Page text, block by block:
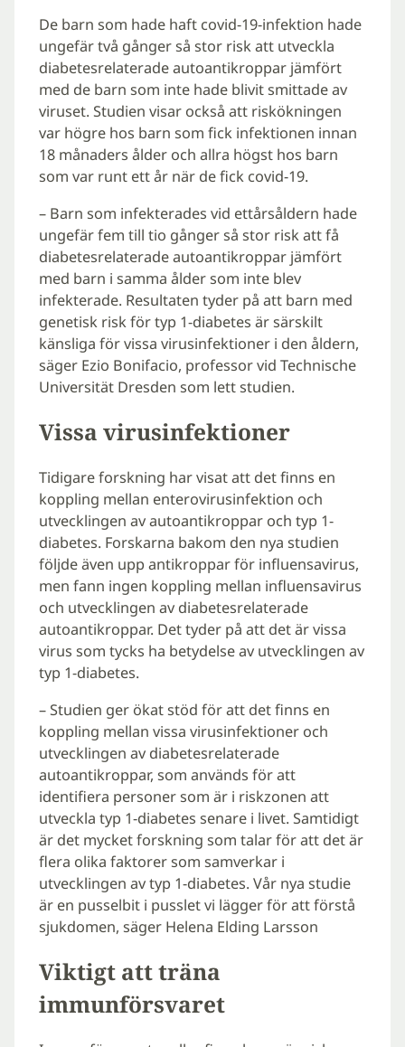
De barn som hade haft covid-19-infektion hade
ungefär två gånger så stor risk att utveckla
diabetesrelaterade autoantikroppar jämfört
med de barn som inte hade blivit smittade av
viruset. Studien visar också att riskökningen
var högre hos barn som fick infektionen innan
18 månaders ålder och allra högst hos barn
som var runt ett år när de fick covid-19.
– Barn som infekterades vid ettårsåldern hade
ungefär fem till tio gånger så stor risk att få
diabetesrelaterade autoantikroppar jämfört
med barn i samma ålder som inte blev
infekterade. Resultaten tyder på att barn med
genetisk risk för typ 1-diabetes är särskilt
känsliga för vissa virusinfektioner i den åldern,
säger Ezio Bonifacio, professor vid Technische
Universität Dresden som lett studien.
Vissa virusinfektioner
Tidigare forskning har visat att det finns en
koppling mellan enterovirusinfektion och
utvecklingen av autoantikroppar och typ 1-
diabetes. Forskarna bakom den nya studien
följde även upp antikroppar för influensavirus,
men fann ingen koppling mellan influensavirus
och utvecklingen av diabetesrelaterade
autoantikroppar. Det tyder på att det är vissa
virus som tycks ha betydelse av utvecklingen av
typ 1-diabetes.
– Studien ger ökat stöd för att det finns en
koppling mellan vissa virusinfektioner och
utvecklingen av diabetesrelaterade
autoantikroppar, som används för att
identifiera personer som är i riskzonen att
utveckla typ 1-diabetes senare i livet. Samtidigt
är det mycket forskning som talar för att det är
flera olika faktorer som samverkar i
utvecklingen av typ 1-diabetes. Vår nya studie
är en pusselbit i pusslet vi lägger för att förstå
sjukdomen, säger Helena Elding Larsson
Viktigt att träna
immunförsvaret